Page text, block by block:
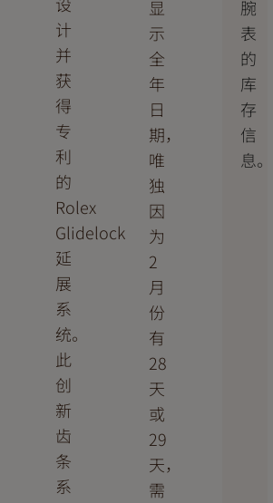
计
并
获
得
专
利
的
Rolex
Glidelock
延
展
系
统。
此
创
新
齿
条
系
显
示
全
年
日
期，
唯
独
因
为
2
月
份
有
28
天
或
29
天，
需
腕
表
的
库
存
信
息。